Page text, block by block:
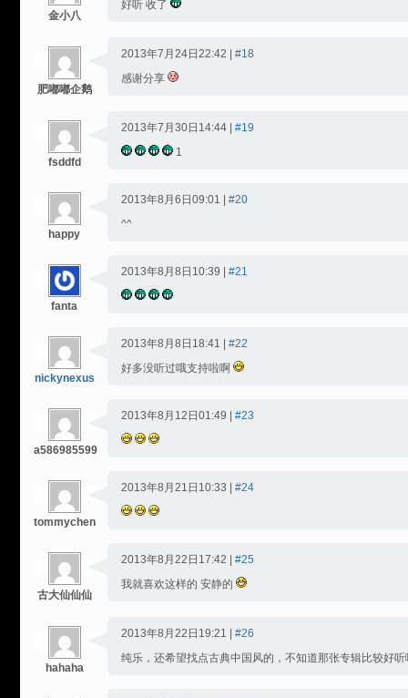
金小八
好听 收了
肥嘟嘟企鹅
2013年7月24日22:42 | #18
感谢分享
fsddfd
2013年7月30日14:44 | #19
1
happy
2013年8月6日09:01 | #20
^^
fanta
2013年8月8日10:39 | #21
nickynexus
2013年8月8日18:41 | #22
好多没听过哦支持啦啊
a586985599
2013年8月12日01:49 | #23
tommychen
2013年8月21日10:33 | #24
古大仙仙仙
2013年8月22日17:42 | #25
我就喜欢这样的 安静的
hahaha
2013年8月22日19:21 | #26
纯乐，还希望找点古典中国风的，不知道那张专辑比较好